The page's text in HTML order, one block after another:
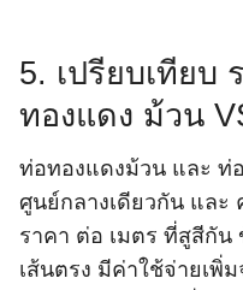
5. เปรียบเทียบ
ทองแดง ม้วน
ท่อทองแดงม้วน และ ท่
ศูนย์กลางเดียวกัน และ
ราคา ต่อ เมตร ที่สูสีกั
เส้นตรง มีค่าใช้จ่ายเพิ่